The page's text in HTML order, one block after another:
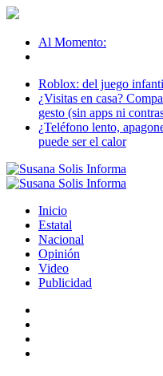
Al Momento:
Roblox: del juego
¿Visitas en casa?
gesto (sin apps ni
¿Teléfono lento,
puede ser el calor
Inicio
Estatal
Nacional
Opinión
Video
Publicidad